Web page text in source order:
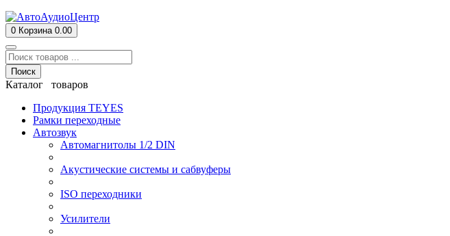
0 Корзина 0.00
Поиск
Каталог товаров
Продукция TEYES
Рамки переходные
Автозвук
Автомагнитолы 1/2 DIN
Акустические системы и сабвуферы
ISO переходники
Усилители